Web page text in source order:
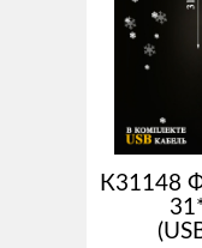
К31148